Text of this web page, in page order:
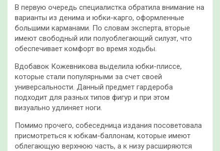
В первую очередь специалистка обратила внимание на
варианты из денима и юбки-карго, оформленные
большими карманами. По словам эксперта, вторые
имеют свободный или полуоблегающий силуэт, что
обеспечивает комфорт во время ходьбы.
Вдобавок Кожевникова выделила юбки-плиссе,
которые стали популярными за счет своей
универсальности. Данный предмет гардероба
подходит для разных типов фигур и при этом
визуально удлиняет ноги.
Помимо прочего, собеседница издания посоветовала
присмотреться к юбкам-баллонам, которые имеют
облегающую верхнюю часть, а к низу расширяются